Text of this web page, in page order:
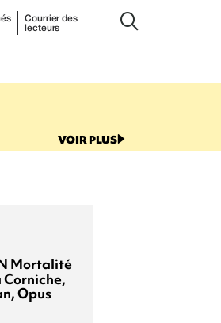
Courrier des
lecteurs
VOIR PLUS
Mortalité
Opus